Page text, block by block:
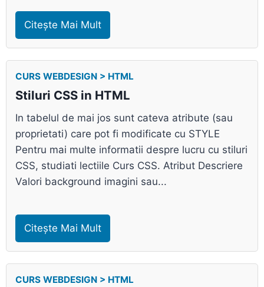
Citește Mai Mult
CURS WEBDESIGN > HTML
Stiluri CSS in HTML
In tabelul de mai jos sunt cateva atribute (sau
proprietati) care pot fi modificate cu STYLE
Pentru mai multe informatii despre lucru cu stiluri
CSS, studiati lectiile Curs CSS. Atribut Descriere
Valori background imagini sau...
Citește Mai Mult
CURS WEBDESIGN > HTML